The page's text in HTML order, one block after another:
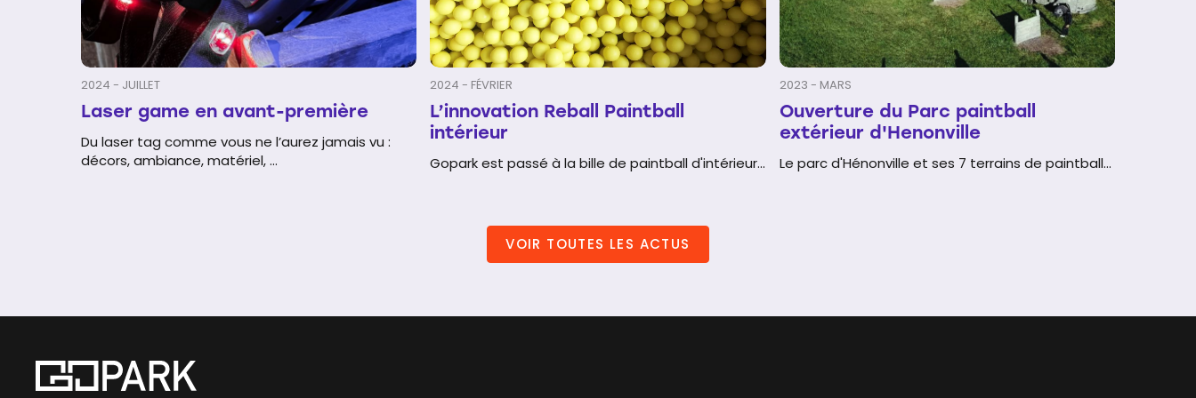
2024 - JUILLET
Laser game en avant-première
Du laser tag comme vous ne l’aurez jamais vu :
décors, ambiance, matériel, ...
2024 - FÉVRIER
L’innovation Reball Paintball
intérieur
Gopark est passé à la bille de paintball d'intérieur...
2023 - MARS
Ouverture du Parc paintball
extérieur d'Henonville
Le parc d'Hénonville et ses 7 terrains de paintball...
VOIR TOUTES LES ACTUS